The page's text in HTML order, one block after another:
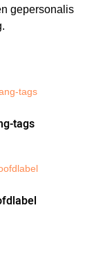
gepersonalis
tags